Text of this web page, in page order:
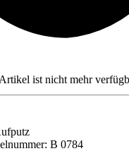
ist nicht mehr
: B 0784